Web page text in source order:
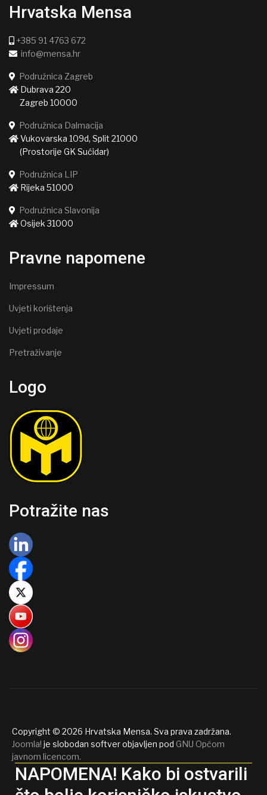
Hrvatska Mensa
+385 91 4763 672
info@mensa.hr
Podružnica Zagreb
Dubrava 220
Zagreb 10000
Podružnica Dalmacija
Vukovarska 109d, Split 21000
(Prostorije GK Sućidar)
Podružnica LIP
Rijeka 51000
Podružnica Slavonija
Osijek 31000
Pravne napomene
Impressum
Uvjeti korištenja
Uvjeti prodaje
Pretraživanje
Logo
Potražite nas
Copyright © 2026 Hrvatska Mensa. Sva prava zadržana.
Joomla! je slobodan softver objavljen pod GNU Općom
javnom licencom.
NAPOMENA! Kako bi ostvarili